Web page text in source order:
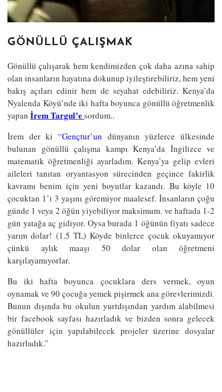
GÖNÜLLÜ ÇALIŞMAK
Gönüllü çalışarak hem kendimizden çok daha azına sahip
olan insanların hayatına dokunup iyileştirebiliriz, hem yeni
bakış açıları edinir hem de seyahat edebiliriz. Kenya’da
Nyalenda Köyü’nde iki hafta boyunca gönüllü öğretmenlik
yapan İrem Targul’e sordum..
İrem der ki “Gençtur’un dünyanın yüzlerce ülkesinde
bulunan gönüllü çalışma kampı Kenya’da İngilizce ve
matematik öğretmenliği ayarladım. Kenya’ya gelip evleri
aileleri tanıtan oryantasyon sürecinden geçince fakirlik
kavramı benim için yeni boyutlar kazandı. Bu köyle 10
çocuktan 1’i 3 yaşını göremiyor maalesef. İnsanların çoğu
günde 1 veya 2 öğün yiyebiliyor maksimum. ve haftada 1-2
gün yatağa aç gidiyor. Oysa burada 1 öğünün fiyatı sadece
yarım dolar! (1.5 TL) Köyde binlerce çocuk okuyamıyor
çünkü aylık maaşı 50 dolar olan öğretmeni
karşılayamıyorlar.
Bu iki hafta boyunca çocuklara ders vermek, oyun
oynamak ve 90 çocuğa yemek pişirmek ana görevlerimizdi.
Bunun dışında bu okulun yurtdışından yardım alabilmesi
bir facebook sayfası hazırladık ve bizden sonra gelecek
gönüllüler için yapılabilecek projeler üzerine dosyalar
hazırladık.”